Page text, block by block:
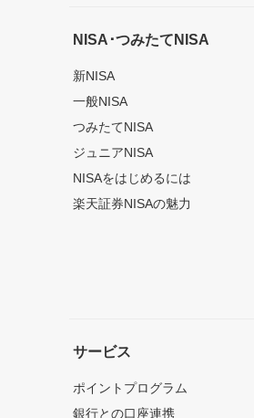
NISA･つみたてNISA
新NISA
一般NISA
つみたてNISA
ジュニアNISA
NISAをはじめるには
楽天証券NISAの魅力
サービス
ポイントプログラム
銀行との口座連携